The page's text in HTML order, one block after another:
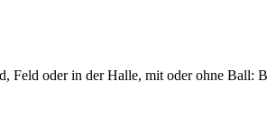
oder in der Halle, mit oder ohne Ball: